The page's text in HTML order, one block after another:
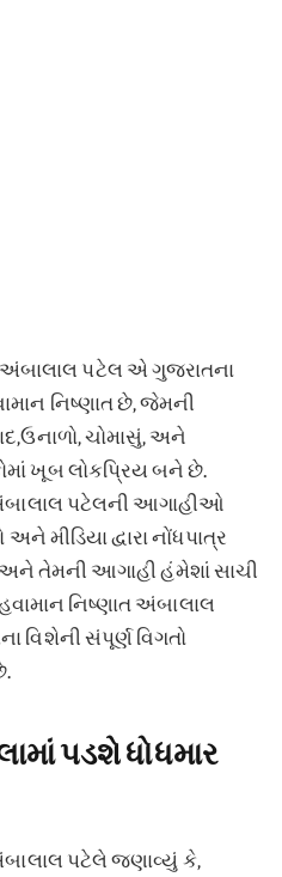
પટેલ એ ગુજરાતના
નિષ્ણાત છે, જેમની
ચોમાસું, અને
ખૂબ લોકપ્રિય બને છે.
પટેલની આગાહીઓ
મીડિયા દ્વારા નોંધપાત્ર
તેમની આગાહી હંમેશાં સાચી
નિષ્ણાત અંબાલાલ
સંપૂર્ણ વિગતો
પડશે ધોધમાર
પટેલે જણાવ્યું કે,